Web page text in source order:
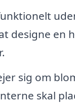
designe en
sig om
skal